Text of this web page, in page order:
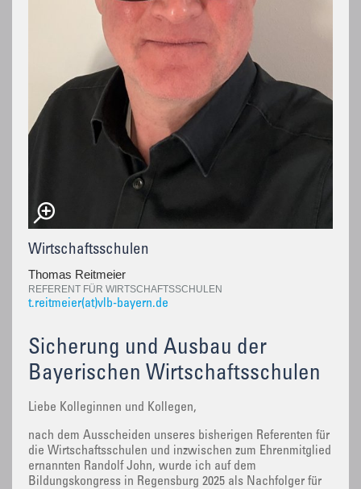
Wirtschaftsschulen
Thomas Reitmeier
REFERENT FÜR WIRTSCHAFTSSCHULEN
t.reitmeier(at)vlb-bayern.de
Sicherung und Ausbau der
Bayerischen Wirtschaftsschulen
Liebe Kolleginnen und Kollegen,
nach dem Ausscheiden unseres bisherigen Referenten für
die Wirtschaftsschulen und inzwischen zum Ehrenmitglied
ernannten Randolf John, wurde ich auf dem
Bildungskongress in Regensburg 2025 als Nachfolger für